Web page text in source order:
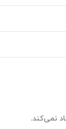
نمی‌کند.